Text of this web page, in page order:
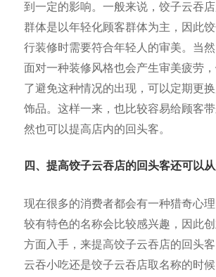
到一定的影响。一般来说，饺子云吞
群体是以年轻化顾客群体为主，因此
行装修时需要符合年轻人的审美。当
面对一种装修风格也会产生审美疲劳
了避免这种情况的出现，可以定期更
饰品。这样一来，也比较容易给顾客
然也可以提高店内的回头客。
四、提高饺子云吞店的回头客还可以
现在很多的消费者都会有一种猎奇心
较有特色的名称会比较感兴趣，因此
方面入手，来提高饺子云吞店的回头
云吞小吃还是饺子云吞店取名称的时